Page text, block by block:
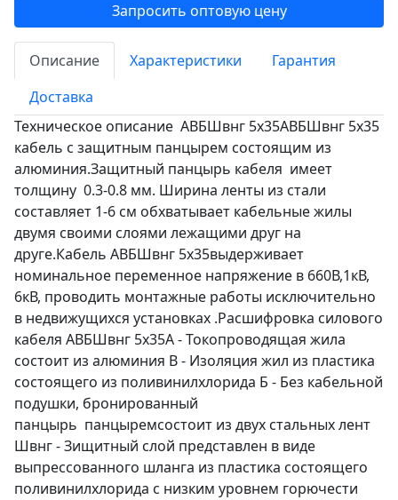
Запросить оптовую цену
Описание Характеристики
Гарантия
Доставка
Техническое описание АВБШвнг 5х35АВБШвнг 5х35
кабель с защитным панцырем состоящим из
алюминия.Защитный панцырь кабеля имеет
толщину 0.3-0.8 мм. Ширина ленты из стали
составляет 1-6 см обхватывает кабельные жилы
двумя своими слоями лежащими друг на
друге.Кабель АВБШвнг 5х35выдерживает
номинальное переменное напряжение в 660В,1кВ,
6кВ, проводить монтажные работы исключительно
в недвижущихся установках .Расшифровка силового
кабеля АВБШвнг 5х35А - Токопроводящая жила
состоит из алюминия В - Изоляция жил из пластика
состоящего из поливинилхлорида Б - Без кабельной
подушки, бронированный
панцырь панцыремсостоит из двух стальных лент
Швнг - Зищитный слой представлен в виде
выпрессованного шланга из пластика состоящего
поливинилхлорида с низким уровнем горючести